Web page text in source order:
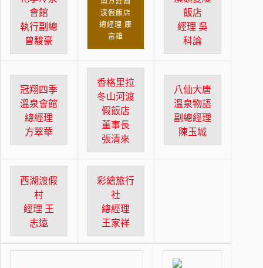
會館
執行副總
曾駿豪
渡假飯店
總經理 康
富雄
飯店
經理 吳
科論
冠翔四季
溫泉會館
總經理
方翠華
香格里拉
冬山河渡
假飯店
董事長
張清來
八仙大唐
溫泉物語
副總經理
陳玉城
西湖渡假
村
經理 王
志遠
彩繪旅行
社
總經理
王家祥